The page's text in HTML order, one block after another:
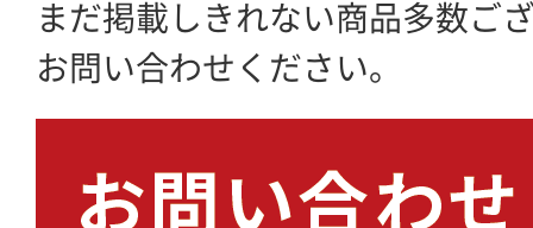
まだ掲載しきれない商品多数ご
お問い合わせください。